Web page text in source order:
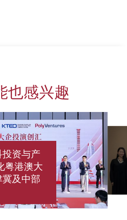
也感兴趣
资与产
粤港澳大
及中部